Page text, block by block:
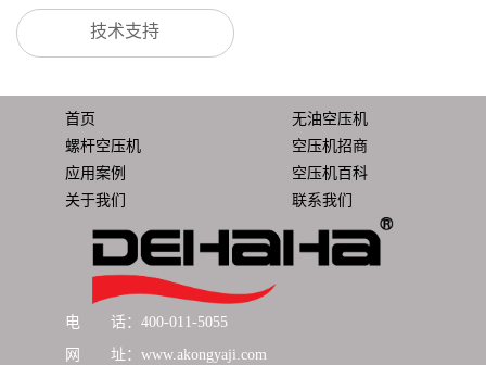
技术支持
首页
无油空压机
螺杆空压机
空压机招商
应用案例
空压机百科
关于我们
联系我们
电 话：400-011-5055
网 址：www.akongyaji.com